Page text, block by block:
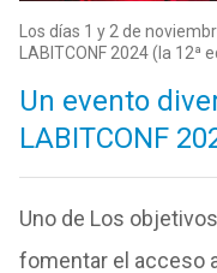
Los días 1 y 2 de
LABITCONF 2024 (la 12ª
Un evento
LABITCONF
Uno de Los
fomentar el acceso